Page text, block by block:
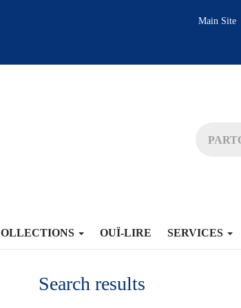
Main Site
OUÏ-LIRE SERVICES
Search results